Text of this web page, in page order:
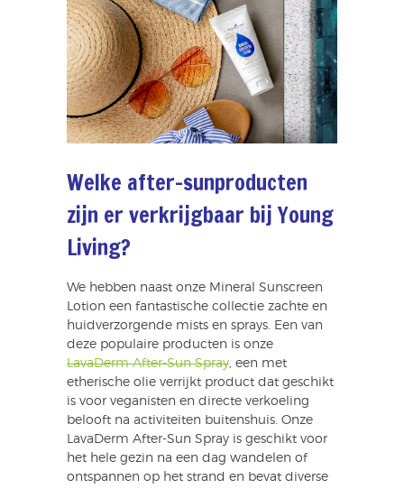
Welke after-sunproducten
zijn er verkrijgbaar bij Young
Living?
We hebben naast onze Mineral Sunscreen
Lotion een fantastische collectie zachte en
huidverzorgende mists en sprays. Een van
deze populaire producten is onze
LavaDerm After-Sun Spray, een met
etherische olie verrijkt product dat geschikt
is voor veganisten en directe verkoeling
belooft na activiteiten buitenshuis. Onze
LavaDerm After-Sun Spray is geschikt voor
het hele gezin na een dag wandelen of
ontspannen op het strand en bevat diverse